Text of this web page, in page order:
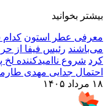
بیشتر بخوانید
معرفی عطر استون کدام
می‌باشند رئیس فیفا از
کرد شروع ناامیدکننده
احتمال جدایی مهدی
۱۸ مرداد ۱۴۰۵